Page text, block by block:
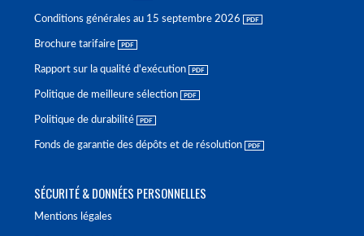
Conditions générales au 15 septembre 2026
Brochure tarifaire
Rapport sur la qualité d'exécution
Politique de meilleure sélection
Politique de durabilité
Fonds de garantie des dépôts et de résolution
SÉCURITÉ & DONNÉES PERSONNELLES
Mentions légales